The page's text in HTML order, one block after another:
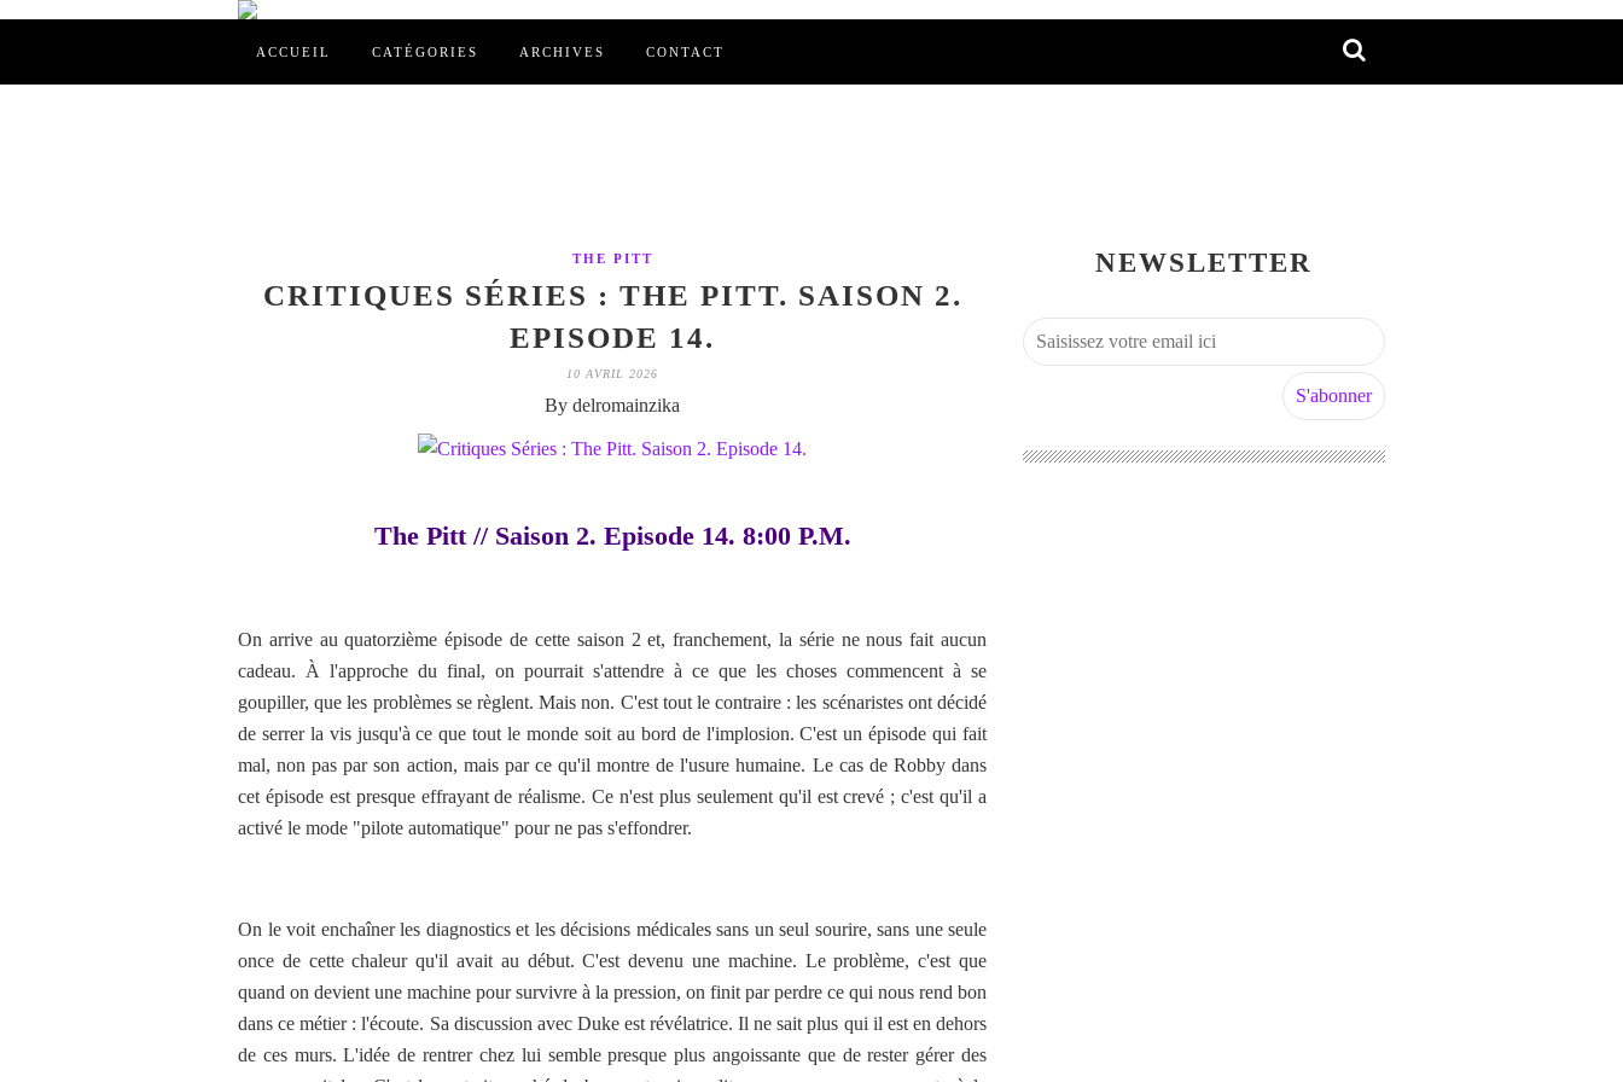
ACCUEIL CATÉGORIES ARCHIVES CONTACT
THE PITT
CRITIQUES SÉRIES : THE PITT. SAISON 2.
EPISODE 14.
10 AVRIL 2026
By delromainzika
The Pitt // Saison 2. Episode 14. 8:00 P.M.
On arrive au quatorzième épisode de cette saison 2 et, franchement, la série ne nous fait aucun
cadeau. À l'approche du final, on pourrait s'attendre à ce que les choses commencent à se
goupiller, que les problèmes se règlent. Mais non. C'est tout le contraire : les scénaristes ont décidé
de serrer la vis jusqu'à ce que tout le monde soit au bord de l'implosion. C'est un épisode qui fait
mal, non pas par son action, mais par ce qu'il montre de l'usure humaine. Le cas de Robby dans
cet épisode est presque effrayant de réalisme. Ce n'est plus seulement qu'il est crevé ; c'est qu'il a
activé le mode "pilote automatique" pour ne pas s'effondrer.
On le voit enchaîner les diagnostics et les décisions médicales sans un seul sourire, sans une seule
once de cette chaleur qu'il avait au début. C'est devenu une machine. Le problème, c'est que
quand on devient une machine pour survivre à la pression, on finit par perdre ce qui nous rend bon
dans ce métier : l'écoute. Sa discussion avec Duke est révélatrice. Il ne sait plus qui il est en dehors
de ces murs. L'idée de rentrer chez lui semble presque plus angoissante que de rester gérer des
NEWSLETTER